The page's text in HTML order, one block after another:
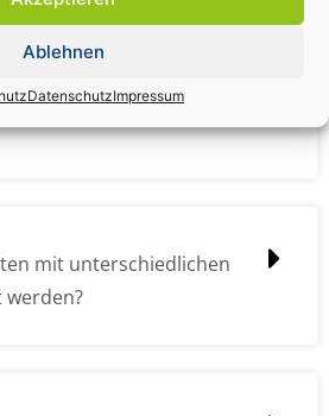
Ablehnen
DatenschutzImpressum
angelegt /
mit unterschiedlichen